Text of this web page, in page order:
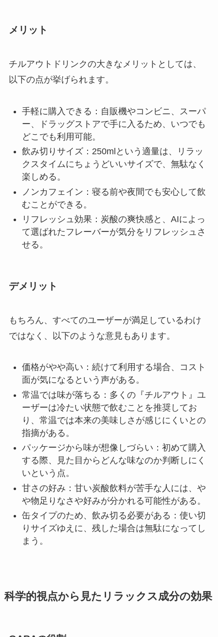
メリット
チルアウトドリンクの大きなメリットとしては、
以下の点が挙げられます。
手軽に購入できる：自販機やコンビニ、スーパ
ー、ドラッグストアで手に入るため、いつでも
どこでも利用可能。
飲み切りサイズ：250mlという適量は、リラッ
クスタイムにちょうどいいサイズで、無駄なく
楽しめる。
ノンカフェイン：寝る前や夜間でも安心して飲
むことができる。
リフレッシュ効果：炭酸の爽快感と、AIによっ
て選ばれたフレーバーが気分をリフレッシュさ
せる。
デメリット
もちろん、すべてのユーザーが満足しているわけ
ではなく、以下のような意見もあります。
価格がやや高い：続けて利用する場合、コスト
面が気になるという声がある。
常温では味が落ちる：多くの『チルアウト』ユ
ーザーは冷たい状態で飲むことを推奨してお
り、常温では本来の美味しさが感じにくいとの
指摘がある。
パッケージから味が想像しづらい：初めて購入
する際、見た目からどんな味なのか判断しにく
いという点。
甘さの好み：甘い炭酸飲料が苦手な人には、や
や物足りなさや好みが分かれる可能性がある。
缶タイプのため、飲み切る必要がある：使い切
りサイズゆえに、残した場合は無駄になってし
まう。
科学的視点から見たリラックス成分の効果